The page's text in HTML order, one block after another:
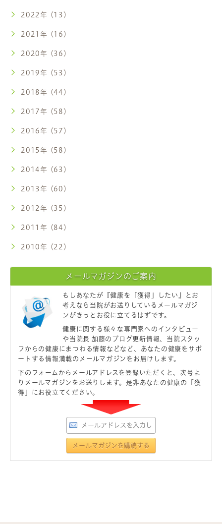
2022年 (13)
2021年 (16)
2020年 (36)
2019年 (53)
2018年 (44)
2017年 (58)
2016年 (57)
2015年 (58)
2014年 (63)
2013年 (60)
2012年 (35)
2011年 (84)
2010年 (22)
メールマガジンのご案内
もしあなたが 『健康を「獲得」したい』
とお
考えなら当院がお送りしているメールマガジ
ンがきっとお役に立てるはずです。
健康に関する様々な専門家へのインタビュー
や当院長 加藤のブログ更新情報、当院スタッ
フからの健康にまつわる情報などなど、あなたの健康をサポ
ートする情報満載のメールマガジンをお届けします。
下のフォームからメールアドレスを登録いただくと、次号よ
りメールマガジンをお送りします。是非あなたの健康の「獲
得」にお役立てください。